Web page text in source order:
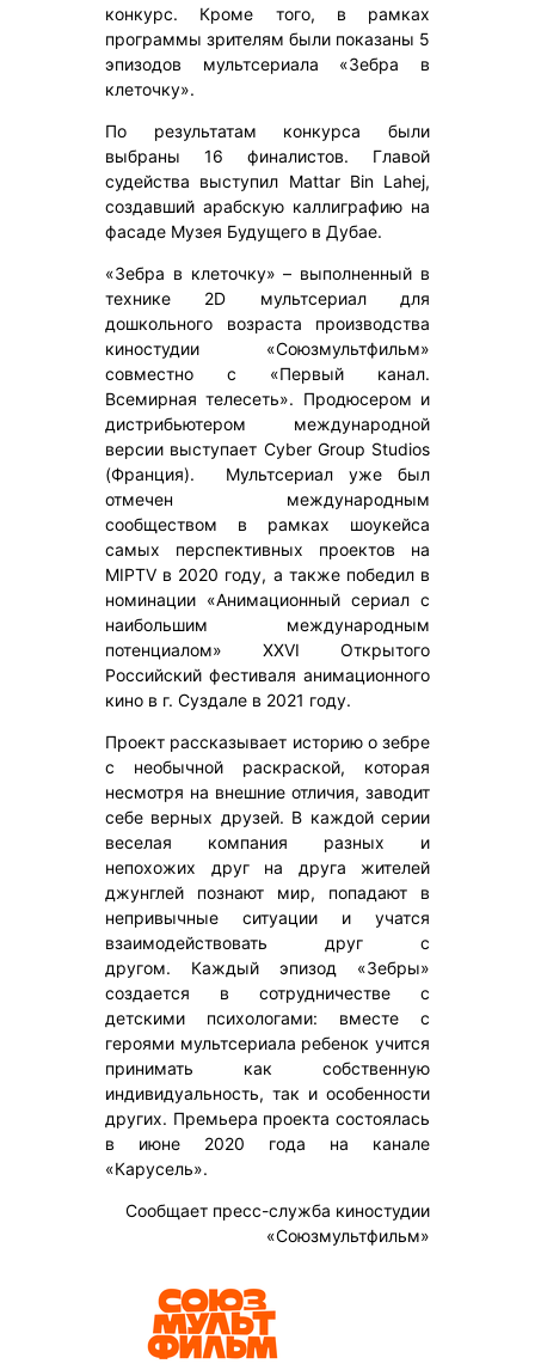
конкурс. Кроме того, в рамках
программы зрителям были показаны 5
эпизодов мультсериала «Зебра в
клеточку».
По результатам конкурса были
выбраны 16 финалистов. Главой
судейства выступил Mattar Bin Lahej,
создавший арабскую каллиграфию на
фасаде Музея Будущего в Дубае.
«Зебра в клеточку» – выполненный в
технике 2D мультсериал для
дошкольного возраста производства
киностудии «Союзмультфильм»
совместно с «Первый канал.
Всемирная телесеть». Продюсером и
дистрибьютером международной
версии выступает Cyber Group Studios
(Франция). Мультсериал уже был
отмечен международным
сообществом в рамках шоукейса
самых перспективных проектов на
MIPTV в 2020 году, а также победил в
номинации «Анимационный сериал с
наибольшим международным
потенциалом» XXVI Открытого
Российский фестиваля анимационного
кино в г. Суздале в 2021 году.
Проект рассказывает историю о зебре
с необычной раскраской, которая
несмотря на внешние отличия, заводит
себе верных друзей. В каждой серии
веселая компания разных и
непохожих друг на друга жителей
джунглей познают мир, попадают в
непривычные ситуации и учатся
взаимодействовать друг с
другом. Каждый эпизод «Зебры»
создается в сотрудничестве с
детскими психологами: вместе с
героями мультсериала ребенок учится
принимать как собственную
индивидуальность, так и особенности
других. Премьера проекта состоялась
в июне 2020 года на канале
«Карусель».
Сообщает пресс-служба киностудии
«Союзмультфильм»